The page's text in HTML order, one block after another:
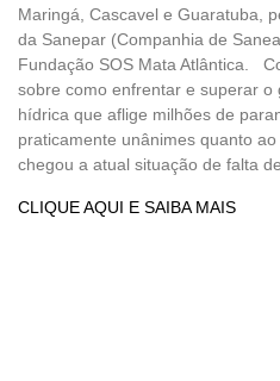
Maringá, Cascavel e Guaratuba,
da Sanepar (Companhia de
Fundação SOS Mata Atlântica.
sobre como enfrentar e superar o
hídrica que aflige milhões de
praticamente unânimes quanto
chegou a atual situação de falta
CLIQUE AQUI E SAIBA MAIS